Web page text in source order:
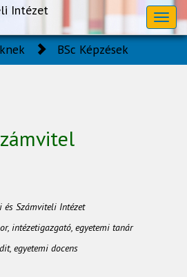
Intézet
BSc Képzések
és Számviteli Intézet
intézetigazgató, egyetemi tanár
egyetemi docens